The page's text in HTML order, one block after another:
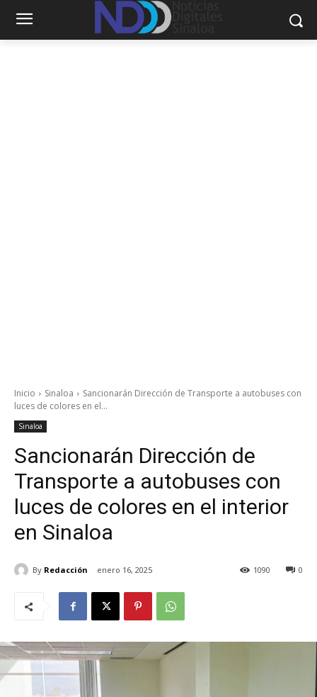
Inicio Sinaloa
Sancionarán Dirección de Transporte a autobuses con
luces de colores en el...
Sinaloa
Sancionarán Dirección de
Transporte a autobuses con
luces de colores en el interior
en Sinaloa
By Redacción enero 16, 2025 0
1090